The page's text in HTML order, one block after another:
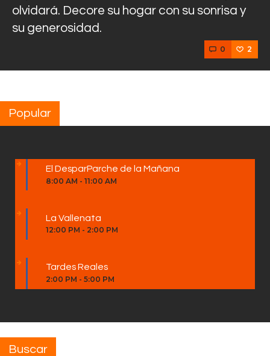
olvidará. Decore su hogar con su sonrisa y
su generosidad.
0 2
Popular
El DesparParche de la Mañana
8:00 AM - 11:00 AM
La Vallenata
12:00 PM - 2:00 PM
Tardes Reales
2:00 PM - 5:00 PM
Buscar